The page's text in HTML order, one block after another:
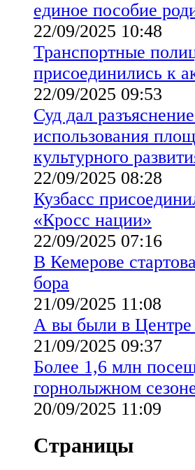
единое пособие
22/09/2025 10:48
Транспортные
присоединились к
22/09/2025 09:53
Суд дал
использования
культурного
22/09/2025 08:28
Кузбасс
«Кросс нации»
22/09/2025 07:16
В Кемерове
бора
21/09/2025 11:08
А вы были в Центре
21/09/2025 09:37
Более 1,6 млн
горнолыжном
20/09/2025 11:09
Страницы